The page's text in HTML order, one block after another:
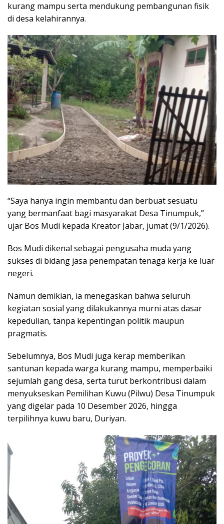
kurang mampu serta mendukung pembangunan fisik
di desa kelahirannya.
“Saya hanya ingin membantu dan berbuat sesuatu
yang bermanfaat bagi masyarakat Desa Tinumpuk,”
ujar Bos Mudi kepada Kreator Jabar, jumat (9/1/2026).
Bos Mudi dikenal sebagai pengusaha muda yang
sukses di bidang jasa penempatan tenaga kerja ke luar
negeri.
Namun demikian, ia menegaskan bahwa seluruh
kegiatan sosial yang dilakukannya murni atas dasar
kepedulian, tanpa kepentingan politik maupun
pragmatis.
Sebelumnya, Bos Mudi juga kerap memberikan
santunan kepada warga kurang mampu, memperbaiki
sejumlah gang desa, serta turut berkontribusi dalam
menyukseskan Pemilihan Kuwu (Pilwu) Desa Tinumpuk
yang digelar pada 10 Desember 2026, hingga
terpilihnya kuwu baru, Duriyan.